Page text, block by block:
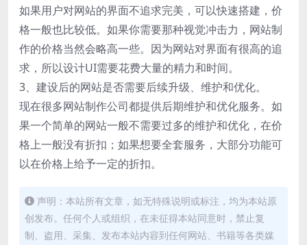
如果用户对网站的界面不追求完美，可以快速搭建，价
格一般也比较低。如果你需要那种视觉冲击力，网站制
作的价格当然会略高一些。因为网站对界面有很高的追
求，所以设计UI需要花费大量的精力和时间。
3、建设后的网站是否需要后续升级、维护和优化。
现在很多网站制作公司都提供后期维护和优化服务。如
果一个简单的网站一般不需要过多的维护和优化，在价
格上一般没有折扣；如果想要全套服务，大部分功能可
以在价格上给予一定的折扣。
声明：本站所有文章，如无特殊说明或标注，均为本站原
创发布。任何个人或组织，在未征得本站同意时，禁止复
制、盗用、采集、发布本站内容到任何网站、书籍等各类媒